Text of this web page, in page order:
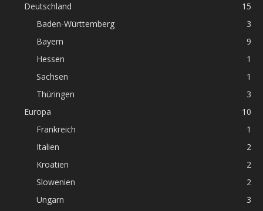
Deutschland
15
Baden-Württemberg
3
Bayern
9
Hessen
1
Sachsen
1
Thüringen
3
Europa
10
Frankreich
1
Italien
2
Kroatien
2
Slowenien
2
Ungarn
3